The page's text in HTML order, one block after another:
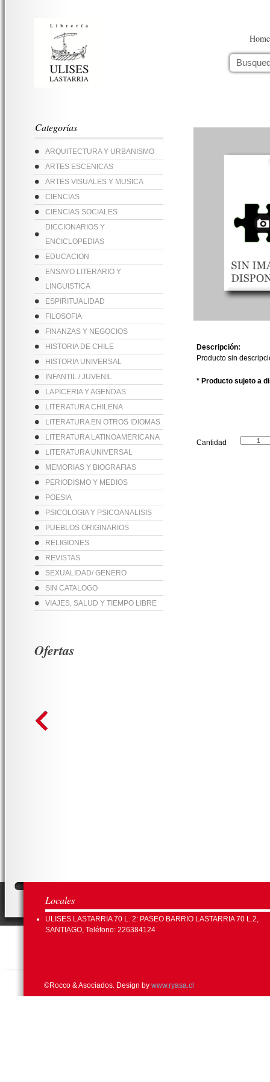
Home
Categorías
ARQUITECTURA Y URBANISMO
ARTES ESCENICAS
ARTES VISUALES Y MUSICA
CIENCIAS
CIENCIAS SOCIALES
DICCIONARIOS Y
ENCICLOPEDIAS
EDUCACION
ENSAYO LITERARIO Y
LINGUISTICA
ESPIRITUALIDAD
FILOSOFIA
FINANZAS Y NEGOCIOS
HISTORIA DE CHILE
HISTORIA UNIVERSAL
INFANTIL / JUVENIL
LAPICERIA Y AGENDAS
LITERATURA CHILENA
LITERATURA EN OTROS IDIOMAS
LITERATURA LATINOAMERICANA
LITERATURA UNIVERSAL
MEMORIAS Y BIOGRAFIAS
PERIODISMO Y MEDIOS
POESIA
PSICOLOGIA Y PSICOANALISIS
PUEBLOS ORIGINARIOS
RELIGIONES
REVISTAS
SEXUALIDAD/ GENERO
SIN CATALOGO
VIAJES, SALUD Y TIEMPO LIBRE
Descripción:
Producto sin
* Producto sujeto a
Cantidad
Ofertas
Locales
ULISES LASTARRIA 70 L. 2: PASEO BARRIO LASTARRIA 70 L.2,
SANTIAGO, Teléfono: 226384124
©Rocco & Asociados. Design by www.ryasa.cl